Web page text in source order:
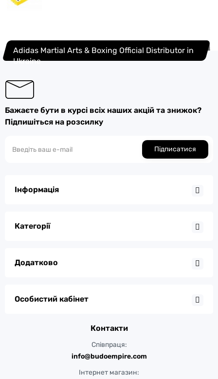
Adidas Martial Arts & Boxing Official Distributor in
Ukraine
Бажаєте бути в курсі всіх наших акцій та знижок?
Підпишіться на розсилку
Підписатися
Інформація
Категорії
Додатково
Особистий кабінет
Контакти
Співпраця:
info@budoempire.com
Інтернет магазин: